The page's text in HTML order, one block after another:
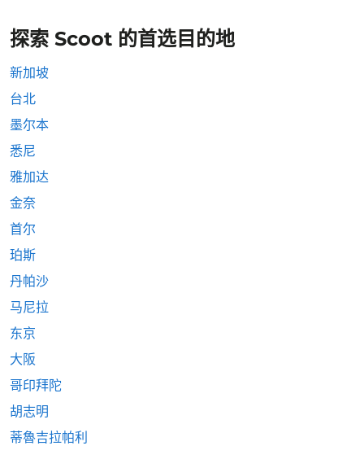
探索 Scoot 的首选目的地
新加坡
台北
墨尔本
悉尼
雅加达
金奈
首尔
珀斯
丹帕沙
马尼拉
东京
大阪
哥印拜陀
胡志明
蒂魯吉拉帕利